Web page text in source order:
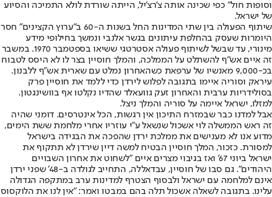
וסופות חול" כפי שכינה אותה צ'רצ'יל, הייתה שורדת לולא התמיכה והסיוע
של ישראל.
שיתוף הפעולה בין שתי המדינות החל בשנות ה-60 ב"ערוץ הקצינים" חסר
היומרות שעסק בהחלפת עיתונים בגשר אלנבי ונמשך בחילופי מידע
מינורי, עד שבשל לשיתוף פעולה אסטרטגי ששיאו בספטמבר 1970. במשבר
זה איים אש"ף להשתלט על הממלכה, והמלך חוסיין בצר לו לא היסס לטבוח
בכ-9,000 מאנשיו של ערפאת כשהאחרון נמלט עם שארית אש"ף ללבנון.
עיראק וסוריה איימו בתגובה לפלוש לירדן כדי ללמד את חוסיין פרק
בסולידריות ערבית והאחרון זעק גוועאלד שהדיו נקלטו אף בוושינגטון.
למזלו, ישראל איימה על סוריה והמלך ניצל.
אבל למדנו כבר שבמזרח התיכון אין רגשות, הכל אינטרסים. דומני שהיה
זה ראש הממשלה לוי אשכול שנשאל ע"י עוזריו אחרי מלחמת ששת הימים,
מדוע אנו לא מענישים את ממלכת ירדן שהפכה את הבגידה בישראל
למסורת. כזכור, המלך חוסיין הבטיח למשה דיין שירדן לא תתקוף את
ישראל ביוני 67' ואז בגיבוי מצרים איים "לשחוט את אחרון השבויים
היהודים". גם סבו של חוסיין, עבדאללה, התחייב לגולדה ב-48' שפני ירדן
אינם למלחמה עם ישראל ולבסוף הצטרף למדינות ערב במתקפה הגדולה
עלינו. בתגובה לשאלה אשכול תלה בהם במבטו ואמר: "אין לנו את הלוקסוס